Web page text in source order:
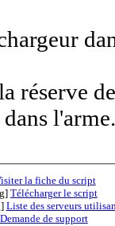
réserve
l'arme.
la fiche du script
Télécharger le script
Liste des serveurs
Demande de support